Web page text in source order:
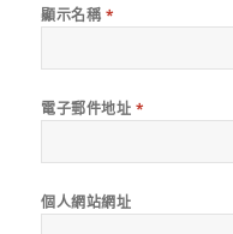
顯示名稱 *
電子郵件地址 *
個人網站網址